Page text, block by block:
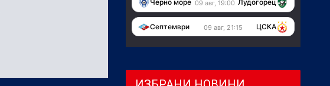
Черно море 09 авг, 19:00 Лудогорец
Септември 09 авг, 21:15 ЦСКА